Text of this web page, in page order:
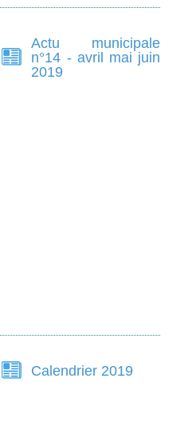
Actu municipale
n°14 - avril mai juin
2019
Calendrier 2019